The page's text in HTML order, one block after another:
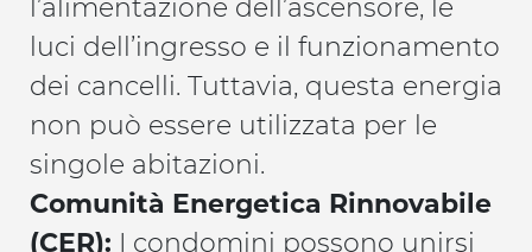
l’alimentazione dell’ascensore, le
luci dell’ingresso e il funzionamento
dei cancelli. Tuttavia, questa energia
non può essere utilizzata per le
singole abitazioni.
Comunità Energetica Rinnovabile
(CER): I condomini possono unirsi